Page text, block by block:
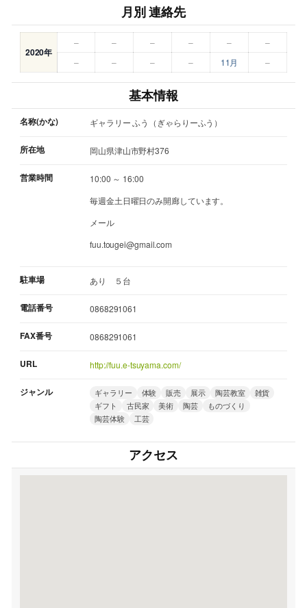
月別 連絡先
2020年
– – – – –
–
–
– – – 11月 –
基本情報
名称(かな) ギャラリー ふう（ぎゃらりーふう）
所在地 岡山県津山市野村376
営業時間
10:00 ～ 16:00
毎週金土日曜日のみ開廊しています。
メール
fuu.tougei@gmail.com
駐車場 あり ５台
電話番号 0868291061
FAX番号 0868291061
URL http://fuu.e-tsuyama.com/
ジャンル ギャラリー 体験 販売 展示 陶芸教室
雑貨
ギフト
古民家 美術 陶芸
ものづくり
陶芸体験
工芸
アクセス